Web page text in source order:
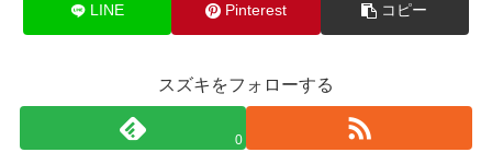
LINE Pinterest コピー
スズキをフォローする
0